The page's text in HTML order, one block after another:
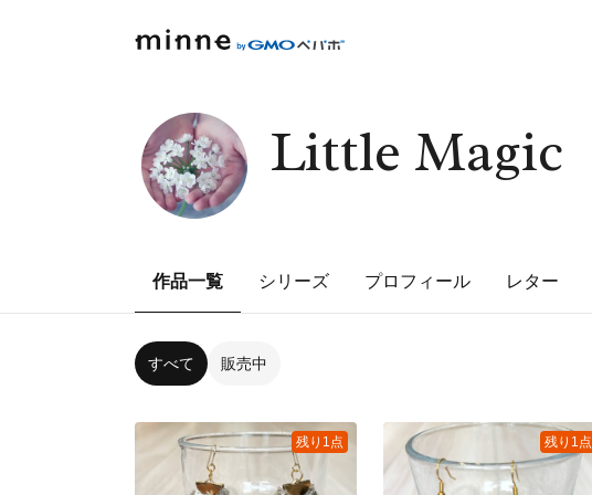
Little Magic
作品一覧 シリーズ プロフィール レター
すべて 販売中
残り1点 残り1点